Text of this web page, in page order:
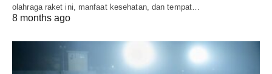
olahraga raket ini, manfaat kesehatan, dan tempat…
8 months ago